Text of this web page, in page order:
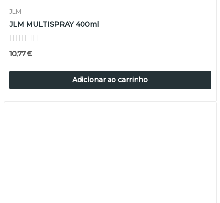
JLM
JLM MULTISPRAY 400ml
10,77 €
Adicionar ao carrinho